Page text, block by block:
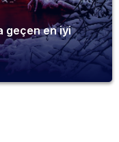
geçen en iyi